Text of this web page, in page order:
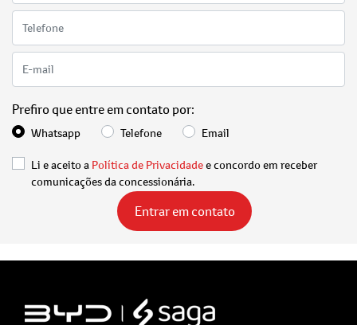
Prefiro que entre em contato por:
Whatsapp Telefone Email
Li e aceito a Política de Privacidadee concordo em receber
comunicações da concessionária.
Entrar em contato